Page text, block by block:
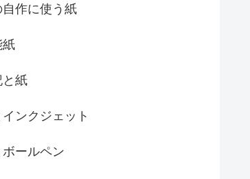
自作に使う紙
紙
と紙
ンクジェット
ールペン